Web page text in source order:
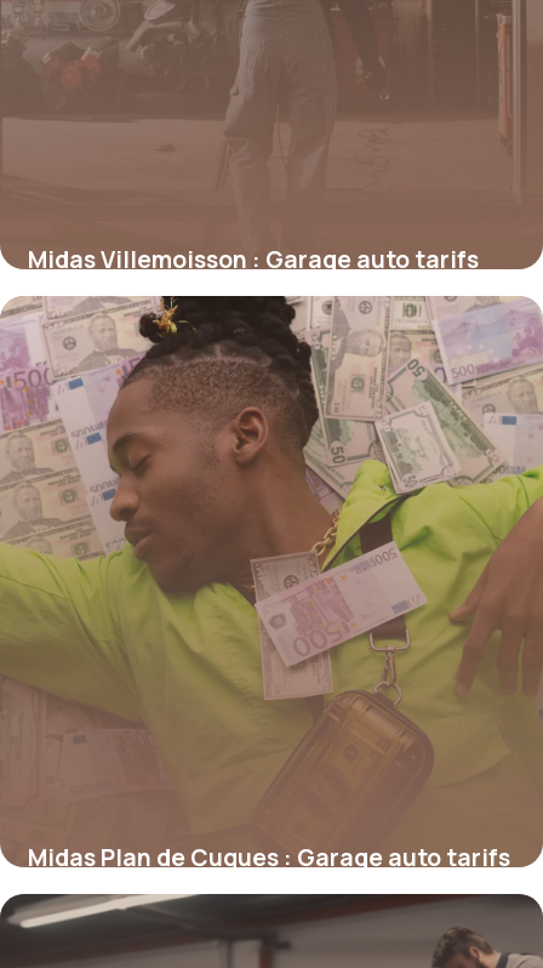
Midas Villemoisson : Garage auto tarifs
13 mai 2026
Midas Plan de Cuques : Garage auto tarifs
12 mai 2026